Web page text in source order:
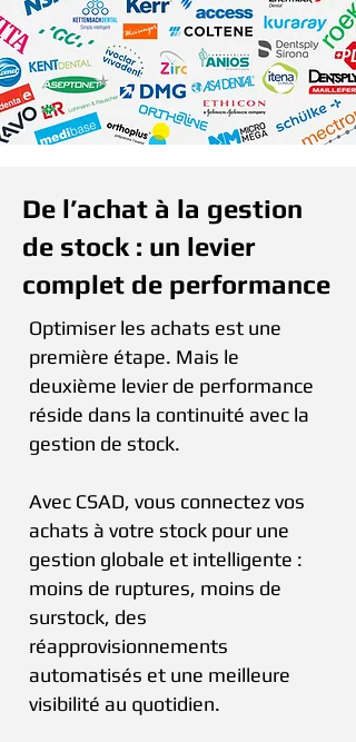
De l’achat à la gestion
de stock : un levier
complet de performance
Optimiser les achats est une
première étape. Mais le
deuxième levier de performance
réside dans la continuité avec la
gestion de stock.
Avec CSAD, vous connectez vos
achats à votre stock pour une
gestion globale et intelligente :
moins de ruptures, moins de
surstock, des
réapprovisionnements
automatisés et une meilleure
visibilité au quotidien.